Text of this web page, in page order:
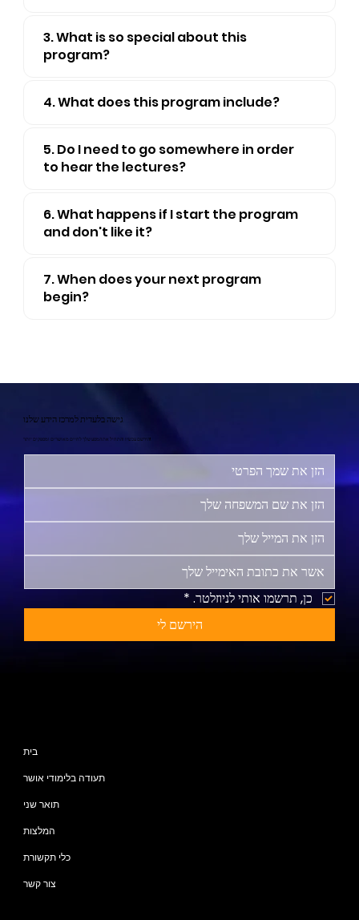
3. What is so special about this
program?
4. What does this program include?
5. Do I need to go somewhere in order
to hear the lectures?
6. What happens if I start the program
and don't like it?
7. When does your next program
begin?
גישה בלעדית למרכז הידע שלנו
הירשם עכשיו והתחיל את המסע שלך לחיים מאושרים ומספקים יותר!
כן, תרשמו אותי לניוזלטר. *
הירשם לי
בית
תעודה בלימודי אושר
תואר שני
המלצות
כלי תקשורת
צור קשר